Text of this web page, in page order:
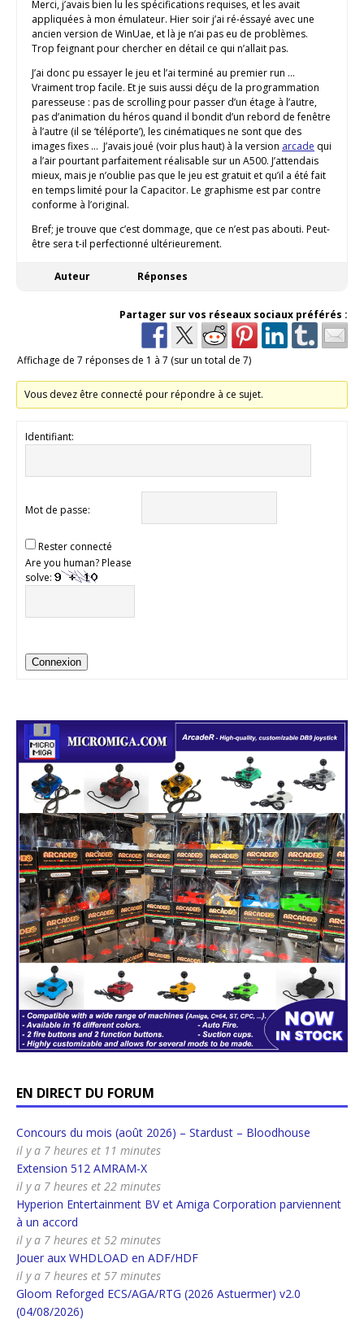
Merci, j’avais bien lu les spécifications requises, et les avait
appliquées à mon émulateur. Hier soir j’ai ré-éssayé avec une
ancien version de WinUae, et là je n’ai pas eu de problèmes.
Trop feignant pour chercher en détail ce qui n’allait pas.
J’ai donc pu essayer le jeu et l’ai terminé au premier run …
Vraiment trop facile. Et je suis aussi déçu de la programmation
paresseuse : pas de scrolling pour passer d’un étage à l’autre,
pas d’animation du héros quand il bondit d’un rebord de fenêtre
à l’autre (il se ‘téléporte’), les cinématiques ne sont que des
images fixes … J’avais joué (voir plus haut) à la version arcade qui
a l’air pourtant parfaitement réalisable sur un A500. J’attendais
mieux, mais je n’oublie pas que le jeu est gratuit et qu’il a été fait
en temps limité pour la Capacitor. Le graphisme est par contre
conforme à l’original.
Bref; je trouve que c’est dommage, que ce n’est pas abouti. Peut-
être sera t-il perfectionné ultérieurement.
Auteur Réponses
Partager sur vos réseaux sociaux préférés :
Affichage de 7 réponses de 1 à 7 (sur un total de 7)
Vous devez être connecté pour répondre à ce sujet.
Identifiant:
Mot de passe:
Rester connecté
Are you human? Please
solve:
Connexion
EN DIRECT DU FORUM
Concours du mois (août 2026) – Stardust – Bloodhouse
il y a 7 heures et 11 minutes
Extension 512 AMRAM-X
il y a 7 heures et 22 minutes
Hyperion Entertainment BV et Amiga Corporation parviennent
à un accord
il y a 7 heures et 52 minutes
Jouer aux WHDLOAD en ADF/HDF
il y a 7 heures et 57 minutes
Gloom Reforged ECS/AGA/RTG (2026 Astuermer) v2.0
(04/08/2026)